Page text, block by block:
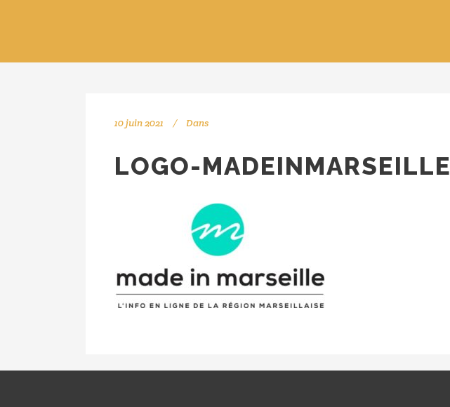
10 juin 2021 Dans
LOGO-MADEINMARSEILLE